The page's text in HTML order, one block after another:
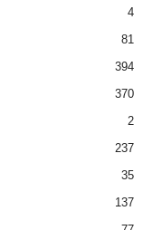
4
81
394
370
2
237
35
137